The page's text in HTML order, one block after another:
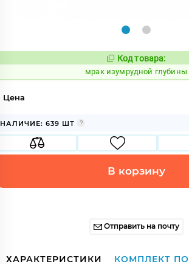
Код товара:
мрак изумрудной глубины
Цена
НАЛИЧИЕ: 639 ШТ
В корзину
Отправить на почту
ХАРАКТЕРИСТИКИ КОМПЛЕКТ